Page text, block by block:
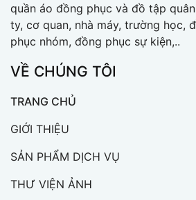
quần áo đồng phục và đồ tập
ty, cơ quan, nhà máy, trường học,
phục nhóm, đồng phục sự kiện,..
VỀ CHÚNG TÔI
TRANG CHỦ
GIỚI THIỆU
SẢN PHẨM DỊCH VỤ
THƯ VIỆN ẢNH